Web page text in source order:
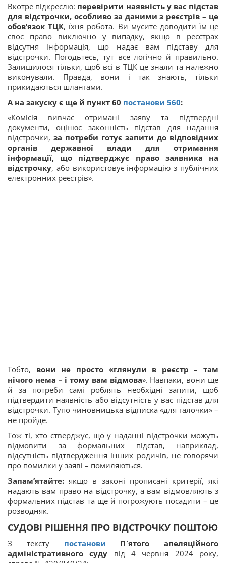
Вкотре підкреслю: перевірити наявність у вас підстав
для відстрочки, особливо за даними з реєстрів – це
обов’язок ТЦК, їхня робота. Ви мусите доводити їм це
своє право виключно у випадку, якщо в реєстрах
відсутня інформація, що надає вам підставу для
відстрочки. Погодьтесь, тут все логічно й правильно.
Залишилося тільки, щоб всі в ТЦК це знали та належно
виконували. Правда, вони і так знають, тільки
прикидаються шлангами.
А на закуску є ще й пункт 60 постанови 560:
«Комісія вивчає отримані заяву та підтвердні
документи, оцінює законність підстав для надання
відстрочки, за потреби готує запити до відповідних
органів державної влади для отримання
інформації, що підтверджує право заявника на
відстрочку, або використовує інформацію з публічних
електронних реєстрів».
Тобто, вони не просто «глянули в реєстр – там
нічого нема – і тому вам відмова». Навпаки, вони ще
й за потреби самі роблять необхідні запити, щоб
підтвердити наявність або відсутність у вас підстав для
відстрочки. Тупо чиновницька відписка «для галочки» –
не пройде.
Тож ті, хто стверджує, що у наданні відстрочки можуть
відмовити за формальних підстав, наприклад,
відсутність підтвердження інших родичів, не говорячи
про помилки у заяві – помиляються.
Запам’ятайте: якщо в законі прописані критерії, які
надають вам право на відстрочку, а вам відмовляють з
формальних підстав та ще й погрожують посадити – це
розводняк.
СУДОВІ РІШЕННЯ ПРО ВІДСТРОЧКУ ПОШТОЮ
З тексту постанови
П`ятого апеляційного
адміністративного суду від 4 червня 2024 року,